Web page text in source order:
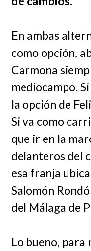
En ambas
como opción,
Carmona
mediocampo.
la opción de
Si va como
que ir en la
delanteros del
esa franja
Salomón
del Málaga de
Lo bueno, para